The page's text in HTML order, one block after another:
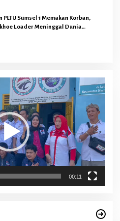
PLTU Sumsel 1 Memakan Korban,
Loader Meninggal Dunia
00:11